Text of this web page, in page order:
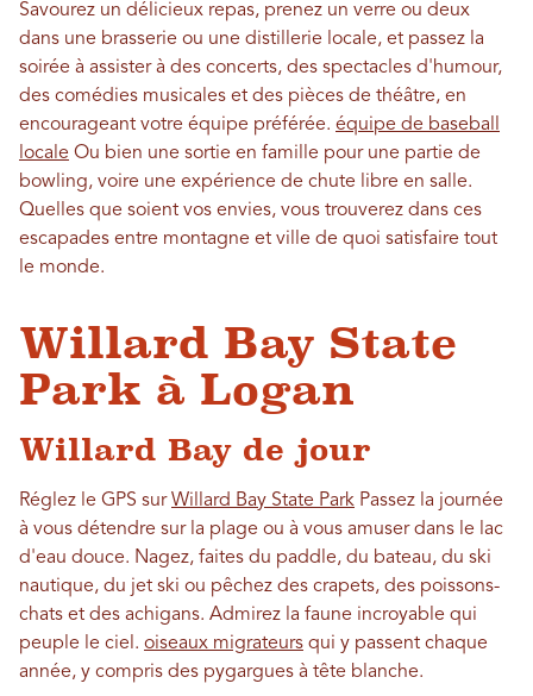
Savourez un délicieux repas, prenez un verre ou deux
dans une brasserie ou une distillerie locale, et passez la
soirée à assister à des concerts, des spectacles d'humour,
des comédies musicales et des pièces de théâtre, en
encourageant votre équipe préférée. équipe de baseball
locale Ou bien une sortie en famille pour une partie de
bowling, voire une expérience de chute libre en salle.
Quelles que soient vos envies, vous trouverez dans ces
escapades entre montagne et ville de quoi satisfaire tout
le monde.
Willard Bay State
Park à Logan
Willard Bay de jour
Réglez le GPS surWillard Bay State Park Passez la journée
à vous détendre sur la plage ou à vous amuser dans le lac
d'eau douce. Nagez, faites du paddle, du bateau, du ski
nautique, du jet ski ou pêchez des crapets, des poissons-
chats et des achigans. Admirez la faune incroyable qui
peuple le ciel. oiseaux migrateurs qui y passent chaque
année, y compris des pygargues à tête blanche.